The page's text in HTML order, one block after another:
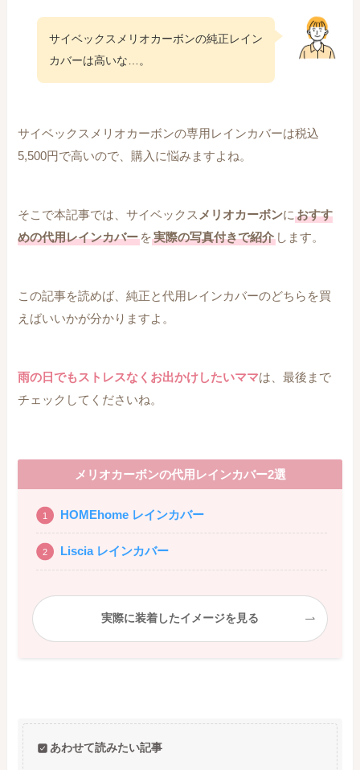
サイベックスメリオカーボンの純正レイン
カバーは高いな…。
サイベックスメリオカーボンの専用レインカバーは税込
5,500円で高いので、購入に悩みますよね。
そこで本記事では、サイベックスメリオカーボンにおすす
めの代用レインカバー を実際の写真付きで紹介 します。
この記事を読めば、純正と代用レインカバーのどちらを買
えばいいかが分かりますよ。
雨の日でもストレスなくお出かけしたいママは、最後まで
チェックしてくださいね。
メリオカーボンの代用レインカバー2選
HOMEhome レインカバー
Liscia レインカバー
実際に装着したイメージを見る
あわせて読みたい記事